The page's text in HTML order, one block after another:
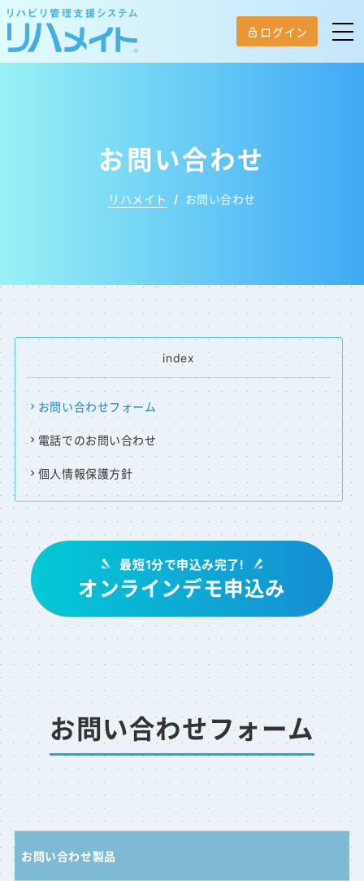
lock_open ログイン
お問い合わせ
リハメイト / お問い合わせ
最短1分で申込み完了!
オンラインデモ申込み
お問い合わせフォーム
お問い合わせ製品
index
お問い合わせフォーム
電話でのお問い合わせ
個人情報保護方針